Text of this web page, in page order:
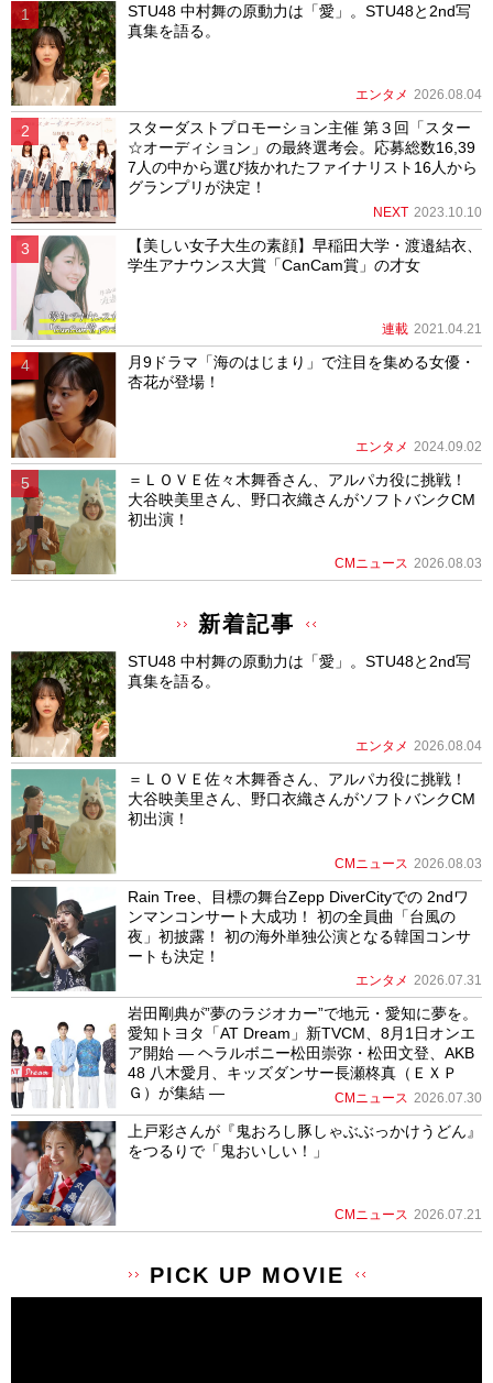
STU48 中村舞の原動力は「愛」。STU48と2nd写
真集を語る。
エンタメ 2026.08.04
スターダストプロモーション主催 第３回「スター
☆オーディション」の最終選考会。応募総数16,39
7人の中から選び抜かれたファイナリスト16人から
グランプリが決定！
NEXT 2023.10.10
【美しい女子大生の素顔】早稲田大学・渡邉結衣、
学生アナウンス大賞「CanCam賞」の才女
連載 2021.04.21
月9ドラマ「海のはじまり」で注目を集める女優・
杏花が登場！
エンタメ 2024.09.02
＝ＬＯＶＥ佐々木舞香さん、アルパカ役に挑戦！
大谷映美里さん、野口衣織さんがソフトバンクCM
初出演！
CMニュース 2026.08.03
新着記事
STU48 中村舞の原動力は「愛」。STU48と2nd写
真集を語る。
エンタメ 2026.08.04
＝ＬＯＶＥ佐々木舞香さん、アルパカ役に挑戦！
大谷映美里さん、野口衣織さんがソフトバンクCM
初出演！
CMニュース 2026.08.03
Rain Tree、目標の舞台Zepp DiverCityでの 2ndワ
ンマンコンサート大成功！ 初の全員曲「台風の
夜」初披露！ 初の海外単独公演となる韓国コンサ
ートも決定！
エンタメ 2026.07.31
岩田剛典が”夢のラジオカー”で地元・愛知に夢を。
愛知トヨタ「AT Dream」新TVCM、8月1日オンエ
ア開始 ― ヘラルボニー松田崇弥・松田文登、AKB
48 八木愛月、キッズダンサー長瀬柊真（ＥＸＰ
Ｇ）が集結 ―
CMニュース 2026.07.30
上戸彩さんが『鬼おろし豚しゃぶぶっかけうどん』
をつるりで「鬼おいしい！」
CMニュース 2026.07.21
PICK UP MOVIE